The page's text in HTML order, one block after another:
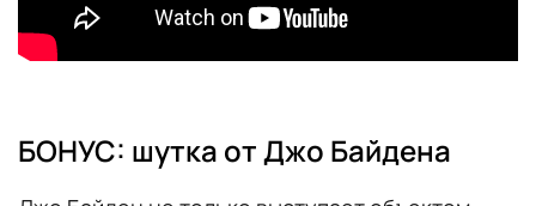
БОНУС: шутка от Джо Байдена